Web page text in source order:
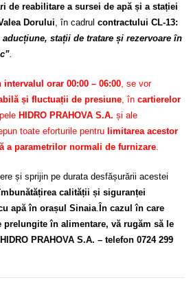
de reabilitare a sursei de apă și a stației
Dorului , în cadrul contractului CL-13:
stații de tratare și rezervoare în
intervalul orar 00:00 – 06:00 , se vor
și fluctuații de presiune , în cartierelor
HIDRO PRAHOVA S.A. și ale
toate eforturile pentru limitarea acestor
a parametrilor normali de furnizare
și sprijin pe durata desfășurării acestei
calității și siguranței
apă în orașul Sinaia În cazul în care
în alimentare, vă rugăm să le
PRAHOVA S.A. – telefon 0724 299